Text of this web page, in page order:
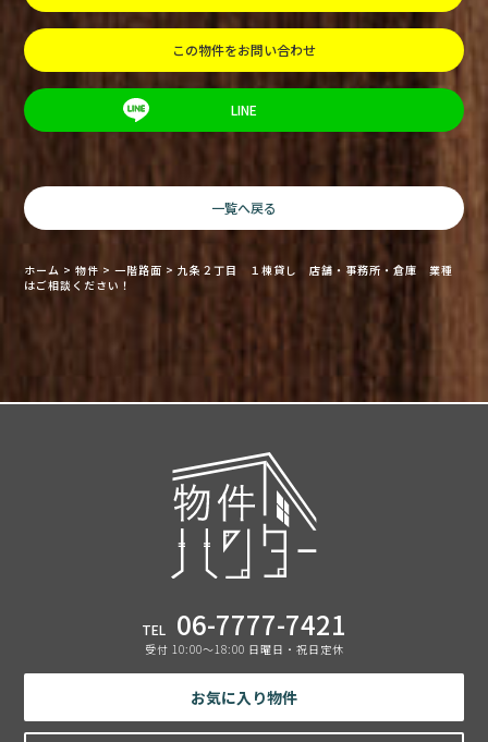
この物件をお問い合わせ
LINE
一覧へ戻る
ホーム >物件 >一階路面 >九条２丁目 １棟貸し 店舗・事務所・倉庫 業種
はご相談ください！
TEL 06-7777-7421
受付 10:00〜18:00 日曜日・祝日定休
お気に入り物件